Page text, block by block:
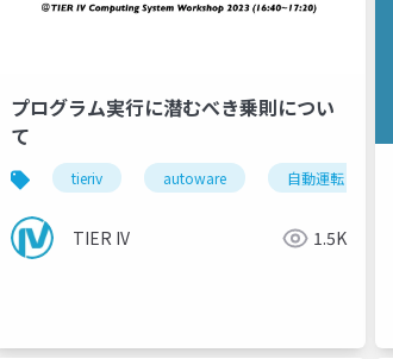
computing
プログラム実行に潜むべき乗則につい
て
tieriv autoware 自動運転
TIER IV 1.5K